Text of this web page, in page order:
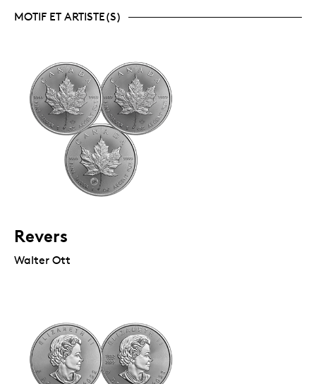
MOTIF ET ARTISTE(S)
Revers
Walter Ott